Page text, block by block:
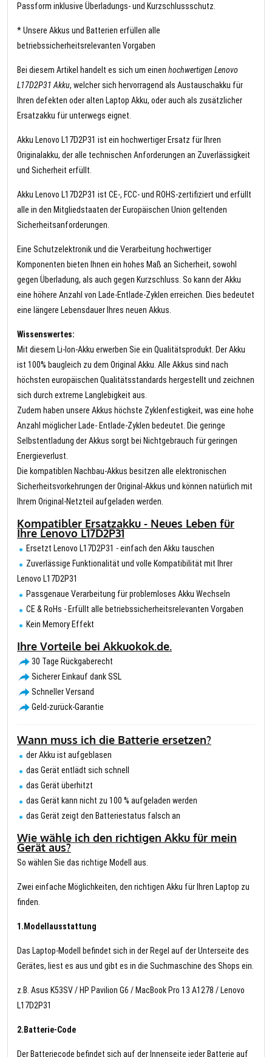
Passform inklusive Überladungs- und Kurzschlussschutz.
* Unsere Akkus und Batterien erfüllen alle
betriebssicherheitsrelevanten Vorgaben
Bei diesem Artikel handelt es sich um einen hochwertigen Lenovo
L17D2P31 Akku, welcher sich hervorragend als Austauschakku für
Ihren defekten oder alten Laptop Akku, oder auch als zusätzlicher
Ersatzakku für unterwegs eignet.
Akku Lenovo L17D2P31 ist ein hochwertiger Ersatz für Ihren
Originalakku, der alle technischen Anforderungen an Zuverlässigkeit
und Sicherheit erfüllt.
Akku Lenovo L17D2P31 ist CE-, FCC- und ROHS-zertifiziert und erfüllt
alle in den Mitgliedstaaten der Europäischen Union geltenden
Sicherheitsanforderungen.
Eine Schutzelektronik und die Verarbeitung hochwertiger
Komponenten bieten Ihnen ein hohes Maß an Sicherheit, sowohl
gegen Überladung, als auch gegen Kurzschluss. So kann der Akku
eine höhere Anzahl von Lade-Entlade-Zyklen erreichen. Dies bedeutet
eine längere Lebensdauer Ihres neuen Akkus.
Wissenswertes:
Mit diesem Li-Ion-Akku erwerben Sie ein Qualitätsprodukt. Der Akku
ist 100% baugleich zu dem Original Akku. Alle Akkus sind nach
höchsten europäischen Qualitätsstandards hergestellt und zeichnen
sich durch extreme Langlebigkeit aus.
Zudem haben unsere Akkus höchste Zyklenfestigkeit, was eine hohe
Anzahl möglicher Lade- Entlade-Zyklen bedeutet. Die geringe
Selbstentladung der Akkus sorgt bei Nichtgebrauch für geringen
Energieverlust.
Die kompatiblen Nachbau-Akkus besitzen alle elektronischen
Sicherheitsvorkehrungen der Original-Akkus und können natürlich mit
Ihrem Original-Netzteil aufgeladen werden.
Kompatibler Ersatzakku - Neues Leben für
Ihre Lenovo L17D2P31
Ersetzt Lenovo L17D2P31 - einfach den Akku tauschen
Zuverlässige Funktionalität und volle Kompatibilität mit Ihrer
Lenovo L17D2P31
Passgenaue Verarbeitung für problemloses Akku Wechseln
CE & RoHs - Erfüllt alle betriebssicherheitsrelevanten Vorgaben
Kein Memory Effekt
Ihre Vorteile bei Akkuokok.de.
30 Tage Rückgaberecht
Sicherer Einkauf dank SSL
Schneller Versand
Geld-zurück-Garantie
Wann muss ich die Batterie ersetzen?
der Akku ist aufgeblasen
das Gerät entlädt sich schnell
das Gerät überhitzt
das Gerät kann nicht zu 100 % aufgeladen werden
das Gerät zeigt den Batteriestatus falsch an
Wie wähle ich den richtigen Akku für mein
Gerät aus?
So wählen Sie das richtige Modell aus.
Zwei einfache Möglichkeiten, den richtigen Akku für Ihren Laptop zu
finden.
1.Modellausstattung
Das Laptop-Modell befindet sich in der Regel auf der Unterseite des
Gerätes, liest es aus und gibt es in die Suchmaschine des Shops ein.
z.B. Asus K53SV / HP Pavilion G6 / MacBook Pro 13 A1278 / Lenovo
L17D2P31
2.Batterie-Code
Der Batteriecode befindet sich auf der Innenseite jeder Batterie auf